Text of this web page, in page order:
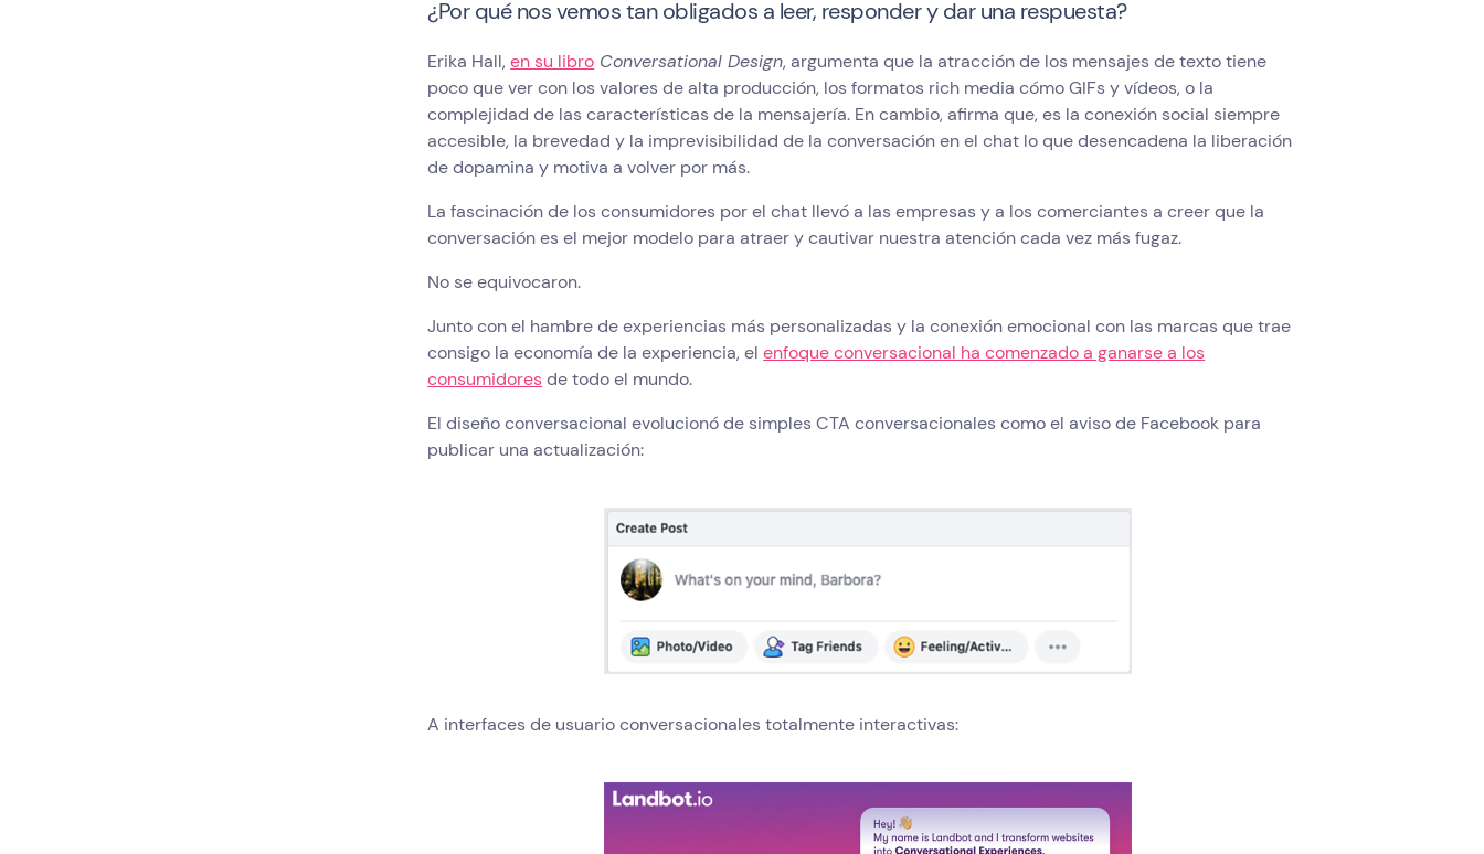
¿Por qué nos vemos tan obligados a leer, responder y dar una respuesta?
Erika Hall,en su libro Conversational Design, argumenta que la atracción de los mensajes de texto tiene
poco que ver con los valores de alta producción, los formatos rich media cómo GIFs y vídeos, o la
complejidad de las características de la mensajería. En cambio, afirma que, es la conexión social siempre
accesible, la brevedad y la imprevisibilidad de la conversación en el chat lo que desencadena la liberación
de dopamina y motiva a volver por más.
La fascinación de los consumidores por el chat llevó a las empresas y a los comerciantes a creer que la
conversación es el mejor modelo para atraer y cautivar nuestra atención cada vez más fugaz.
No se equivocaron.
Junto con el hambre de experiencias más personalizadas y la conexión emocional con las marcas que trae
consigo la economía de la experiencia, elenfoque conversacional ha comenzado a ganarse a los
consumidoresde todo el mundo.
El diseño conversacional evolucionó de simples CTA conversacionales como el aviso de Facebook para
publicar una actualización:
A interfaces de usuario conversacionales totalmente interactivas: